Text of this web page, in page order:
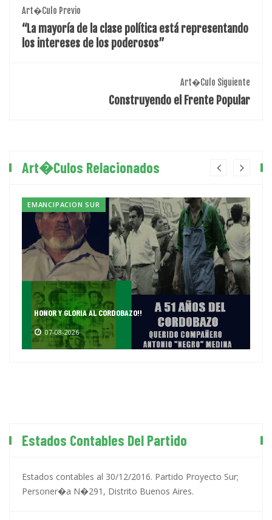
Art�culo Previo
“La mayoría de la clase política está representando
los intereses de los poderosos”
Art�culo Siguiente
Construyendo el Frente Popular
Art�culos Relacionados
EMANCIPACION SUR
HONOR Y GLORIA AL CORDOBAZO!!
07-08-2026
Estados Contables Del Partido
Estados contables al 30/12/2016. Partido Proyecto Sur;
Personer�a N�291, Distrito Buenos Aires.